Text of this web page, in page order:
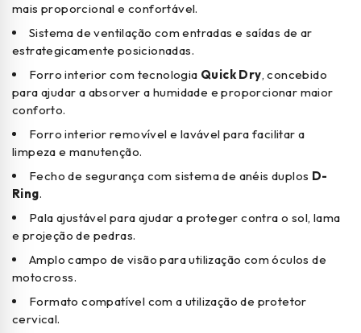
mais proporcional e confortável.
Sistema de ventilação com entradas e saídas de ar
estrategicamente posicionadas.
Forro interior com tecnologia Quick Dry, concebido
para ajudar a absorver a humidade e proporcionar maior
conforto.
Forro interior removível e lavável para facilitar a
limpeza e manutenção.
Fecho de segurança com sistema de anéis duplos D-
Ring.
Pala ajustável para ajudar a proteger contra o sol, lama
e projeção de pedras.
Amplo campo de visão para utilização com óculos de
motocross.
Formato compatível com a utilização de protetor
cervical.